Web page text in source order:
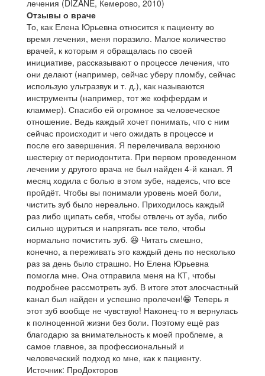
лечения (DIZANE, Кемерово, 2010)
Отзывы о враче
То, как Елена Юрьевна относится к пациенту во
время лечения, меня поразило. Малое количество
врачей, к которым я обращалась по своей
инициативе, рассказывают о процессе лечения, что
они делают (например, сейчас уберу пломбу, сейчас
использую ультразвук и т. д.), как называются
инструменты (например, тот же коффердам и
кламмер). Спасибо ей огромное за человеческое
отношение. Ведь каждый хочет понимать, что с ним
сейчас происходит и чего ожидать в процессе и
после его завершения. Я перелечивала верхнюю
шестерку от периодонтита. При первом проведенном
лечении у другого врача не был найден 4-й канал. Я
месяц ходила с болью в этом зубе, надеясь, что все
пройдёт. Чтобы вы понимали уровень моей боли,
чистить зуб было нереально. Приходилось каждый
раз либо щипать себя, чтобы отвлечь от зуба, либо
сильно щуриться и напрягать все тело, чтобы
нормально почистить зуб. 😆 Читать смешно,
конечно, а переживать это каждый день по несколько
раз за день было страшно. Но Елена Юрьевна
помогла мне. Она отправила меня на КТ, чтобы
подробнее рассмотреть зуб. В итоге этот злосчастный
канал был найден и успешно пролечен!😁 Теперь я
этот зуб вообще не чувствую! Наконец-то я вернулась
к полноценной жизни без боли. Поэтому ещё раз
благодарю за внимательность к моей проблеме, а
самое главное, за профессиональный и
человеческий подход ко мне, как к пациенту.
Источник: ПроДокторов